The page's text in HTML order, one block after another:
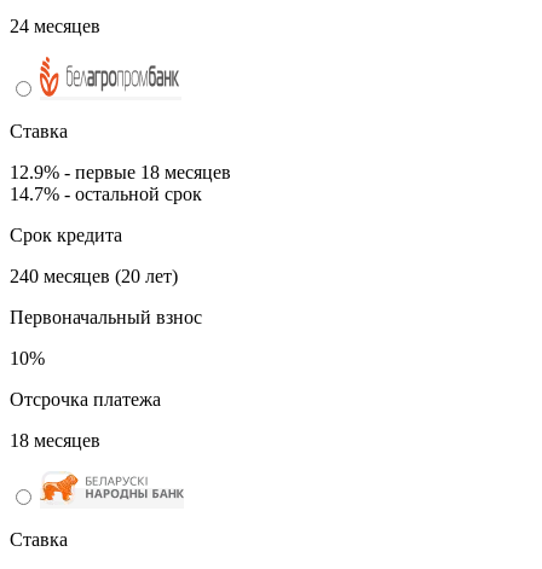
24 месяцев
Ставка
12.9% - первые 18 месяцев
14.7% - остальной срок
Срок кредита
240 месяцев (20 лет)
Первоначальный взнос
10%
Отсрочка платежа
18 месяцев
Ставка